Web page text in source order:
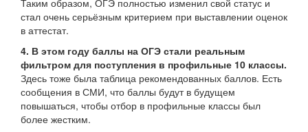
Таким образом, ОГЭ полностью изменил свой статус и
стал очень серьёзным критерием при выставлении оценок
в аттестат.
4. В этом году баллы на ОГЭ стали реальным
фильтром для поступления в профильные 10 классы.
Здесь тоже была таблица рекомендованных баллов. Есть
сообщения в СМИ, что баллы будут в будущем
повышаться, чтобы отбор в профильные классы был
более жестким.